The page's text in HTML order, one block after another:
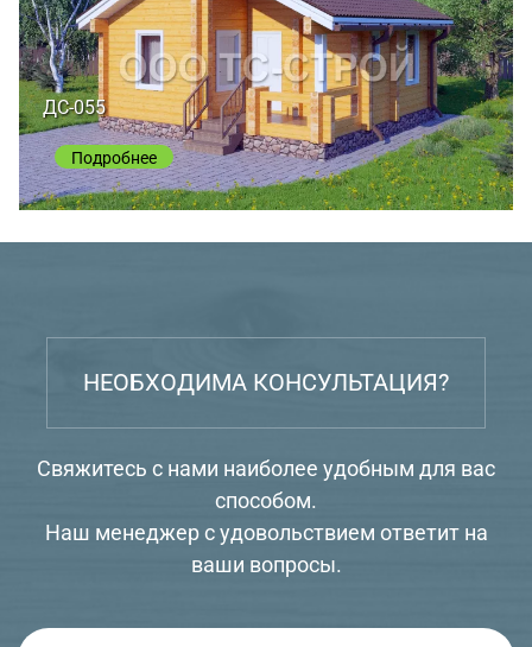
ДС-055
Подробнее
НЕОБХОДИМА КОНСУЛЬТАЦИЯ?
Свяжитесь с нами наиболее удобным для вас
способом.
Наш менеджер с удовольствием ответит на
ваши вопросы.